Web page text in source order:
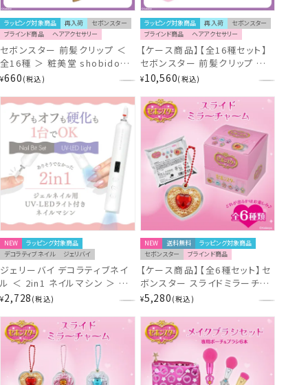
ラッピング対象商品 再入荷
セボンスター
ブラインド商品
ヘアアクセサリー
セボンスター 前髪クリップ ＜
全16種 ＞ 粧美堂 shobido
SBN02238
¥660 税込
ラッピング対象商品 再入荷
セボンスター
ブラインド商品
ヘアアクセサリー
【ケース商品】【全16種セット】
セボンスター 前髪クリップ ＜
16個BOXセット ＞ 粧美堂
¥10,560 税込
NEW
ラッピング対象商品
デコラティブネイル
ジェリバイ
ジェリーバイ デコラティブネイ
ル ＜ 2in1 ネイルマシン ＞ ジ
ェルネイル用 UV-LEDライト付
イ
¥2,728 税込
NEW 送料無料
ラッピング対象商品
セボンスター
ブラインド商品
【ケース商品】【全6種セット】セ
ボンスター スライドミラーチャ
ーム コンプリートセット ＜ 6個
¥5,280 税込